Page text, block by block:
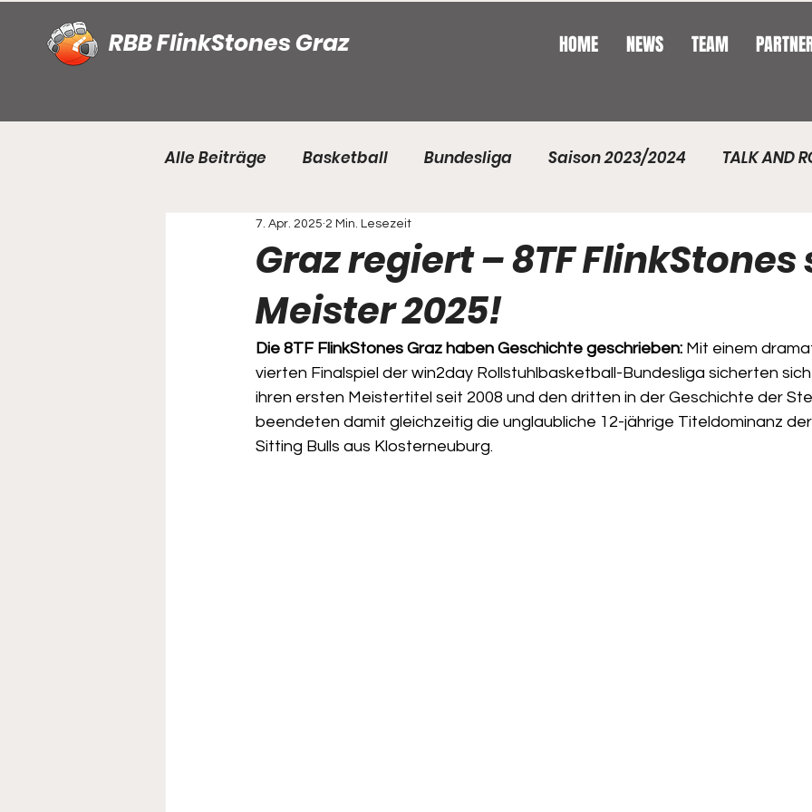
RBB FlinkStones Graz HOME NEWS TEAM
Alle Beiträge Basketball Bundesliga Saison 2023/2024 TALK AND
Saison 2022/2023 Saison 2021/2022
Graz regiert – 8TF FlinkStones
Meister 2025!
7. Apr. 2025 2 Min. Lesezeit
Die 8TF FlinkStones Graz haben Geschichte geschrieben: Mit einem
vierten Finalspiel der win2day Rollstuhlbasketball-Bundesliga sicherten
ihren ersten Meistertitel seit 2008 und den dritten in der Geschichte der
beendeten damit gleichzeitig die unglaubliche 12-jährige Titeldominanz
Sitting Bulls aus Klosterneuburg.